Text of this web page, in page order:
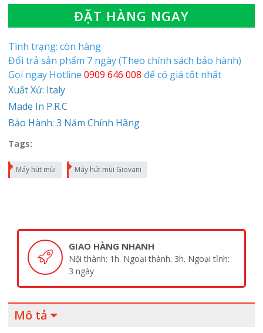
ĐẶT HÀNG NGAY
Tình trạng: còn hàng
Đổi trả sản phẩm 7 ngày (Theo chính sách bảo hành)
Gọi ngay Hotline 0909 646 008 để có giá tốt nhất
Xuất Xứ: Italy
Made In P.R.C
Bảo Hành: 3 Năm Chính Hãng
Tags:
Máy hút mùi Máy hút mùi Giovani
GIAO HÀNG NHANH
Nội thành: 1h. Ngoại thành: 3h. Ngoại tỉnh:
3 ngày
Mô tả